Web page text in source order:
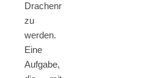
Drachenreiterin
zu
werden.
Eine
Aufgabe,